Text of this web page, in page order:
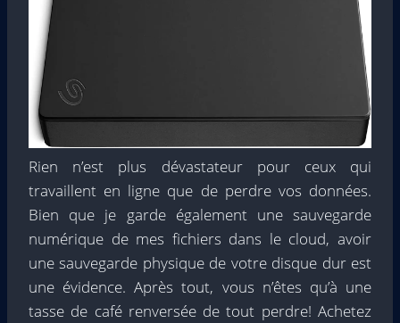
Rien n’est plus dévastateur pour ceux qui
travaillent en ligne que de perdre vos données.
Bien que je garde également une sauvegarde
numérique de mes fichiers dans le cloud, avoir
une sauvegarde physique de votre disque dur est
une évidence. Après tout, vous n’êtes qu’à une
tasse de café renversée de tout perdre! Achetez